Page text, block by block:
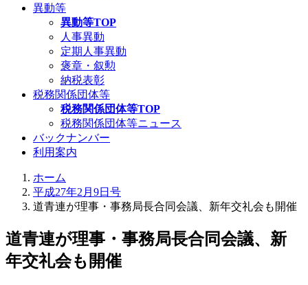
異動等
異動等TOP
人事異動
定期人事異動
褒章・叙勲
納税表彰
税務関係団体等
税務関係団体等TOP
税務関係団体等ニュース
バックナンバー
利用案内
ホーム
平成27年2月9日号
道青連が理事・事務局長合同会議、新年交礼会も開催
道青連が理事・事務局長合同会議、新
年交礼会も開催